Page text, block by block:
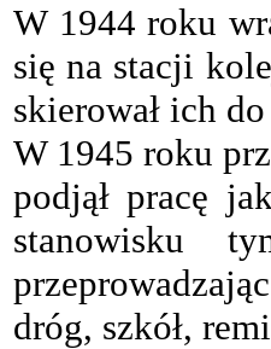
W 1944 roku
się na stacji
skierował ich
W 1945 roku
podjął pracę
stanowisku
dróg, szkół,